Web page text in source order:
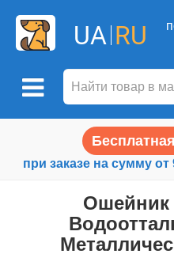
UA RU
при заказе на сумму от
Ошейник